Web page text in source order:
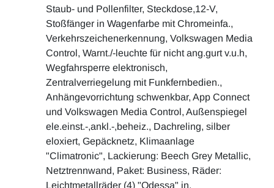
Staub- und Pollenfilter, Steckdose,12-V,
Stoßfänger in Wagenfarbe mit Chromeinfa.,
Verkehrszeichenerkennung, Volkswagen Media
Control, Warnt./-leuchte für nicht ang.gurt v.u.h,
Wegfahrsperre elektronisch,
Zentralverriegelung mit Funkfernbedien.,
Anhängevorrichtung schwenkbar, App Connect
und Volkswagen Media Control, Außenspiegel
ele.einst.-,ankl.-,beheiz., Dachreling, silber
eloxiert, Gepäcknetz, Klimaanlage
"Climatronic", Lackierung: Beech Grey Metallic,
Netztrennwand, Paket: Business, Räder:
Leichtmetallräder (4) "Odessa" in,